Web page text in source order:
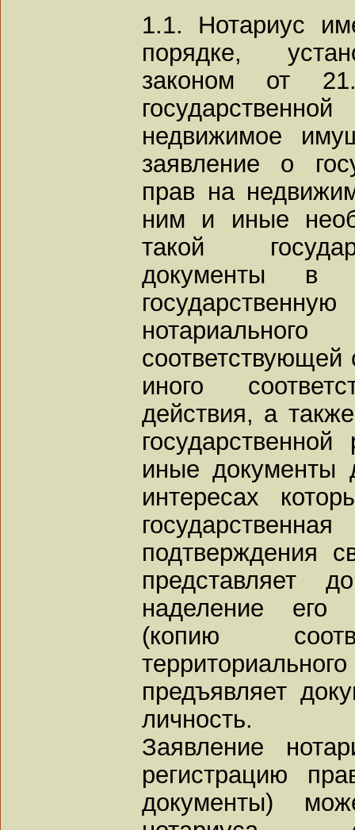
1.1. Нотариус
порядке,
законом от
недвижимое
заявление о
прав на
ним и иные
такой
документы в
иного
действия, а
иные документы
интересах
подтверждения
представляет
наделение его
(копию
предъявляет
личность.
Заявление
регистрацию
документы)